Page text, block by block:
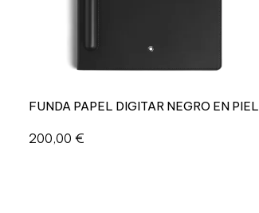
FUNDA PAPEL DIGITAR NEGRO EN PIEL
200,00 €